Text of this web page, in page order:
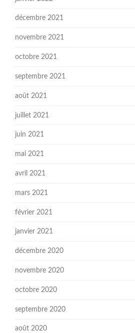
décembre 2021
novembre 2021
octobre 2021
septembre 2021
août 2021
juillet 2021
juin 2021
mai 2021
avril 2021
mars 2021
février 2021
janvier 2021
décembre 2020
novembre 2020
octobre 2020
septembre 2020
août 2020